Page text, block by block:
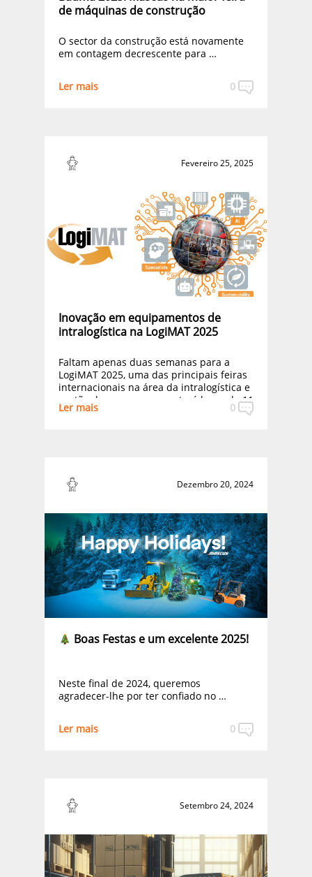
de máquinas de construção
O sector da construção está novamente
em contagem decrescente para …
0
Ler mais
Fevereiro 25, 2025
Inovação em equipamentos de
intralogística na LogiMAT 2025
Faltam apenas duas semanas para a
LogiMAT 2025, uma das principais feiras
internacionais na área da intralogística e
gestão de processos, que terá lugar de 11
a 13 de março, em Estugarda, na
0
Ler mais
Dezembro 20, 2024
Boas Festas e um excelente 2025!
Neste final de 2024, queremos
agradecer-lhe por ter confiado no …
0
Ler mais
Setembro 24, 2024